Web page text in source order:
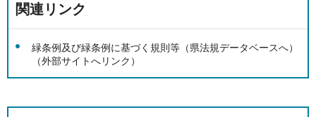
関連リンク
緑条例及び緑条例に基づく規則等（県法規データベースへ）
（外部サイトへリンク）